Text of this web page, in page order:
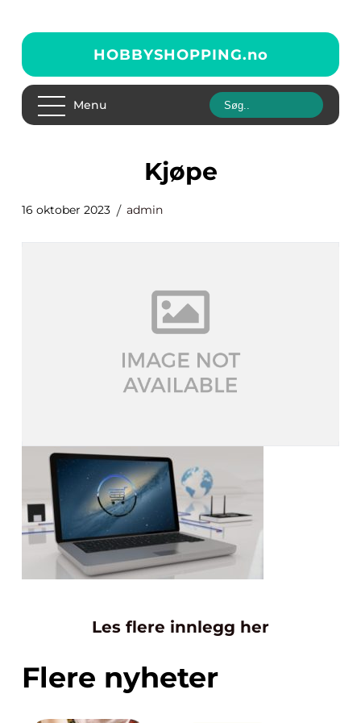
HOBBYSHOPPING.no
Menu
kjøpe
16 oktober 2023 admin
Les flere innlegg her
Flere nyheter